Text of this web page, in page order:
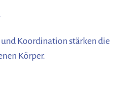
Koordination stärken die
Körper.